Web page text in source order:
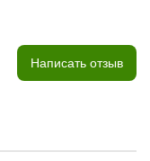
Написать отзыв